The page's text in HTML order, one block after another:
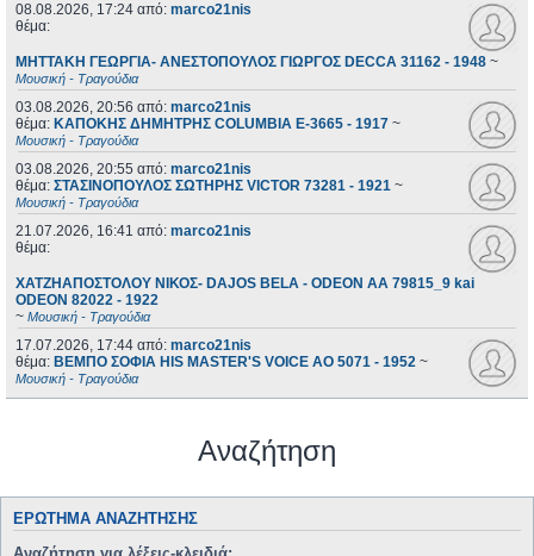
08.08.2026, 17:24 από: marco21nis
θέμα:
ΜΗΤΤΑΚΗ ΓΕΩΡΓΙΑ- ΑΝΕΣΤΟΠΟΥΛΟΣ ΓΙΩΡΓΟΣ DECCA 31162 - 1948 ~
Μουσική - Τραγούδια
03.08.2026, 20:56 από: marco21nis
θέμα: ΚΑΠΟΚΗΣ ΔΗΜΗΤΡΗΣ COLUMBIA E-3665 - 1917 ~
Μουσική - Τραγούδια
03.08.2026, 20:55 από: marco21nis
θέμα: ΣΤΑΣΙΝΟΠΟΥΛΟΣ ΣΩΤΗΡΗΣ VICTOR 73281 - 1921 ~
Μουσική - Τραγούδια
21.07.2026, 16:41 από: marco21nis
θέμα:
ΧΑΤΖΗΑΠΟΣΤΟΛΟΥ ΝΙΚΟΣ- DAJOS BELA - ODEON AA 79815_9 kai
ODEON 82022 - 1922
~ Μουσική - Τραγούδια
17.07.2026, 17:44 από: marco21nis
θέμα: ΒΕΜΠΟ ΣΟΦΙΑ HIS MASTER'S VOICE AO 5071 - 1952 ~
Μουσική - Τραγούδια
Αναζήτηση
ΕΡΏΤΗΜΑ ΑΝΑΖΉΤΗΣΗΣ